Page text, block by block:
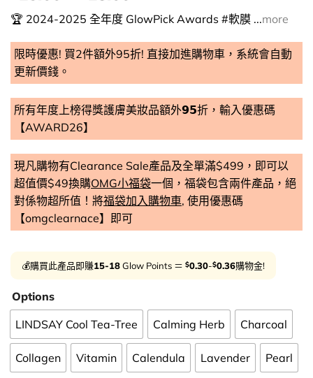
錢：
🏆 2024-2025 全年度 GlowPick Awards #軟膜 ...more
限時優惠! 買2件額外95折! 直接加進購物車，系統會自動
更新價錢。
所有年度上榜得獎護膚美妝品額外𝟵𝟱折，輸入優惠碼
【AWARD26】
現凡購物有Clearance Sale產品及全單滿$499，即可以
超值價$49換購OMG小福袋一個，福袋包含兩件產品，絕
對係物超所值！將福袋加入購物車, 使用優惠碼
【omgclearnace】即可
💰購買此產品即賺15-18Glow Points ＝ $0.30-$0.36購物金!
Options
LINDSAY Cool Tea-Tree Calming Herb Charcoal
Collagen Vitamin Calendula Lavender Pearl